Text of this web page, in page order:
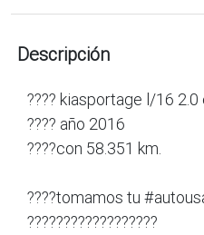
Descripción
???? kiasportage l/16
???? año 2016
????con 58.351 km.
????tomamos tu
??????????????????